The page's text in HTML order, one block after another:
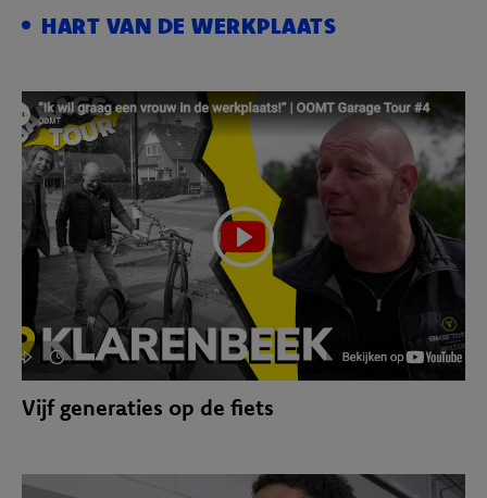
HART VAN DE WERKPLAATS
Vijf generaties op de fiets